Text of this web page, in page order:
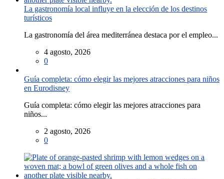
La gastronomía local influye en la elección de los destinos
turísticos
La gastronomía del área mediterránea destaca por el empleo...
4 agosto, 2026
0
Guía completa: cómo elegir las mejores atracciones para niños
en Eurodisney
Guía completa: cómo elegir las mejores atracciones para
niños...
2 agosto, 2026
0